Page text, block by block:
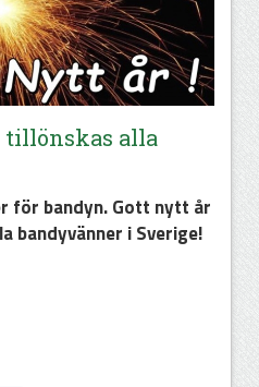
tillönskas alla
för bandyn. Gott nytt år
bandyvänner i Sverige!